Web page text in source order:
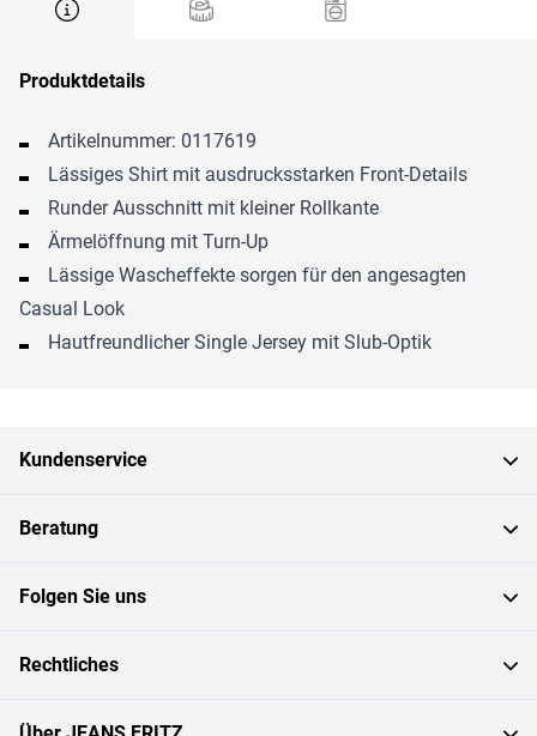
Produktdetails
Artikelnummer: 0117619
Lässiges Shirt mit ausdrucksstarken Front-Details
Runder Ausschnitt mit kleiner Rollkante
Ärmelöffnung mit Turn-Up
Lässige Wascheffekte sorgen für den angesagten
Casual Look
Hautfreundlicher Single Jersey mit Slub-Optik
Kundenservice
Beratung
Folgen Sie uns
Rechtliches